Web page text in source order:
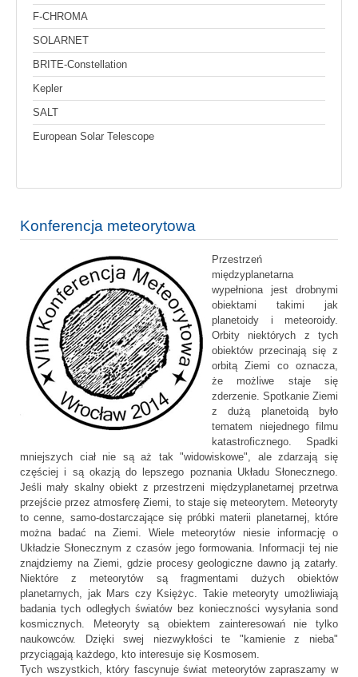
F-CHROMA
SOLARNET
BRITE-Constellation
Kepler
SALT
European Solar Telescope
Konferencja meteorytowa
Przestrzeń
międzyplanetarna
wypełniona jest drobnymi
obiektami takimi jak
planetoidy i meteoroidy.
Orbity niektórych z tych
obiektów przecinają się z
orbitą Ziemi co oznacza,
że możliwe staje się
zderzenie. Spotkanie Ziemi
z dużą planetoidą było
tematem niejednego filmu
katastroficznego. Spadki
mniejszych ciał nie są aż tak "widowiskowe", ale zdarzają się
częściej i są okazją do lepszego poznania Układu Słonecznego.
Jeśli mały skalny obiekt z przestrzeni międzyplanetarnej przetrwa
przejście przez atmosferę Ziemi, to staje się meteorytem. Meteoryty
to cenne, samo-dostarczające się próbki materii planetarnej, które
można badać na Ziemi. Wiele meteorytów niesie informację o
Układzie Słonecznym z czasów jego formowania. Informacji tej nie
znajdziemy na Ziemi, gdzie procesy geologiczne dawno ją zatarły.
Niektóre z meteorytów są fragmentami dużych obiektów
planetarnych, jak Mars czy Księżyc. Takie meteoryty umożliwiają
badania tych odległych światów bez konieczności wysyłania sond
kosmicznych. Meteoryty są obiektem zainteresowań nie tylko
naukowców. Dzięki swej niezwykłości te "kamienie z nieba"
przyciągają każdego, kto interesuje się Kosmosem.
Tych wszystkich, który fascynuje świat meteorytów zapraszamy w